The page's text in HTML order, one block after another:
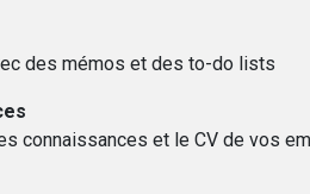
des mémos et des to-do lists
connaissances et le CV de vos